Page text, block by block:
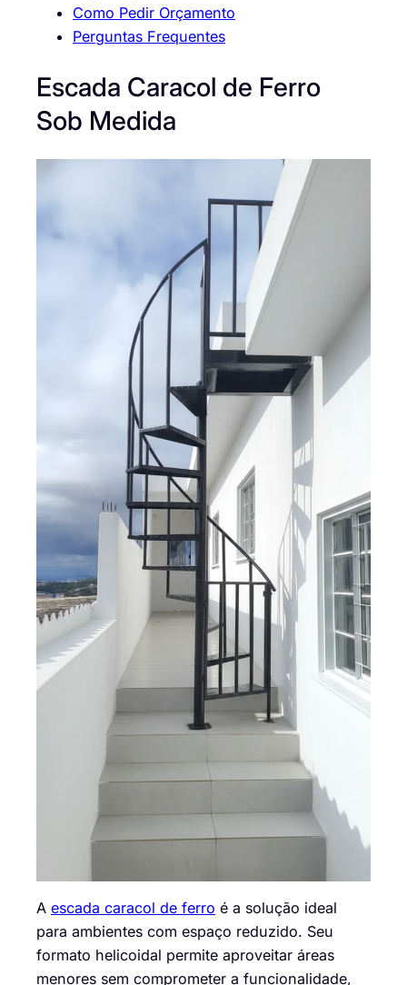
Como Pedir Orçamento
Perguntas Frequentes
Escada Caracol de Ferro
Sob Medida
A escada caracol de ferro é a solução ideal
para ambientes com espaço reduzido. Seu
formato helicoidal permite aproveitar áreas
menores sem comprometer a funcionalidade,